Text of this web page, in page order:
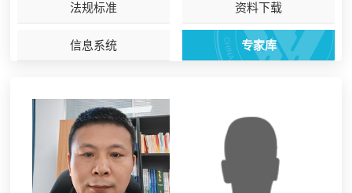
法规标准 资料下载
信息系统 专家库